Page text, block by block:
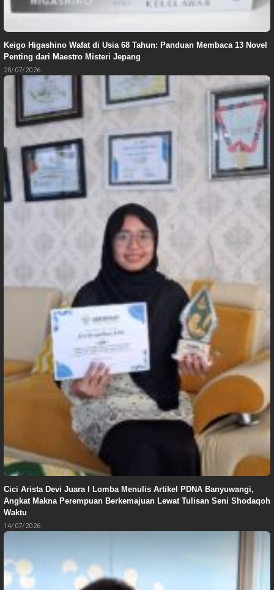
Keigo Higashino Wafat di Usia 68 Tahun: Panduan Membaca 13 Novel
Penting dari Maestro Misteri Jepang
28/07/2026
Cici Arista Devi Juara I Lomba Menulis Artikel PDNA Banyuwangi,
Angkat Makna Perempuan Berkemajuan Lewat Tulisan Seni Shodaqoh
Waktu
14/07/2026